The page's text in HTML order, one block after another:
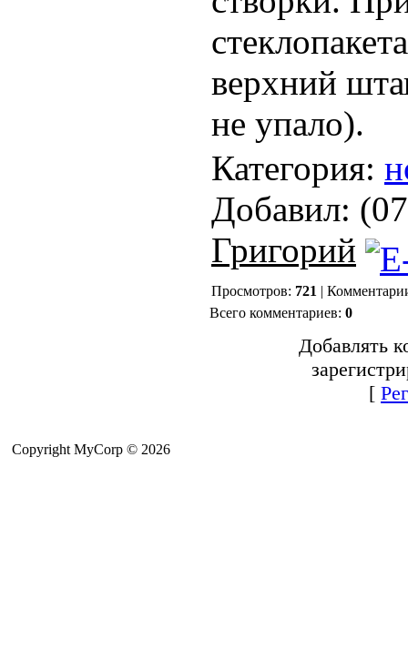
верхний
не упало).
Категория:
Добавил:
Григорий
Просмотров: 721 |
Всего комментариев: 0
Добавлять
[
Copyright MyCorp © 2026